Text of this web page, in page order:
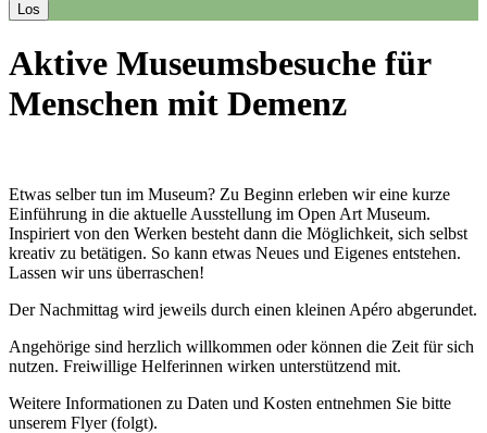
Los
Aktive Museumsbesuche für
Menschen mit Demenz
Etwas selber tun im Museum? Zu Beginn erleben wir eine kurze
Einführung in die aktuelle Ausstellung im Open Art Museum.
Inspiriert von den Werken besteht dann die Möglichkeit, sich selbst
kreativ zu betätigen. So kann etwas Neues und Eigenes entstehen.
Lassen wir uns überra­schen!
Der Nachmittag wird jeweils durch einen kleinen Apéro abgerundet.
Angehörige sind herzlich willkommen oder können die Zeit für sich
nutzen. Freiwillige Helferinnen wirken unterstützend mit.
Weitere Informationen zu Daten und Kosten entnehmen Sie bitte
unserem Flyer (folgt).